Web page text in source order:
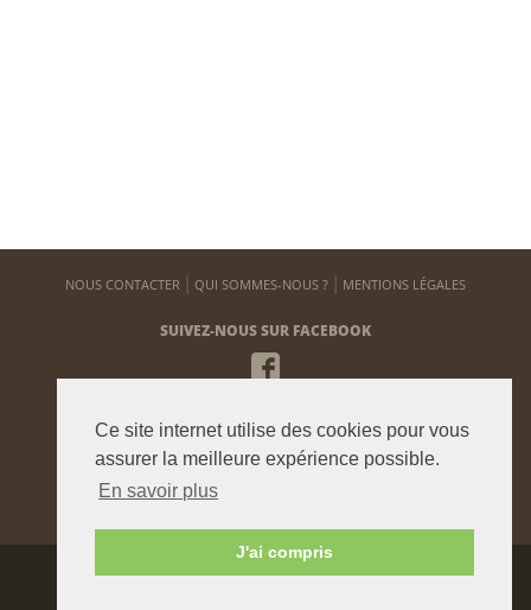
Ce site internet utilise des cookies pour vous
assurer la meilleure expérience possible.
En savoir plus
J'ai compris
NOUS CONTACTER QUI SOMMES-NOUS ? MENTIONS LÉGALES
SUIVEZ-NOUS SUR FACEBOOK
NEWSLETTER
Pour vous tenir informé de notre actualité
Agence graphique:Westango